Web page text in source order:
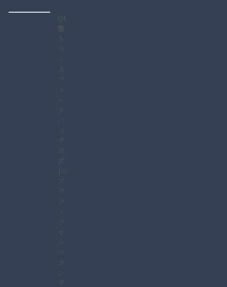
QUCC
製
ト
ラ
ン
ス
フ
ィ
ー
ド
バ
ッ
ク
方
式
10A
ア
ク
テ
ィ
ブ
セ
ル
バ
ラ
ン
サ